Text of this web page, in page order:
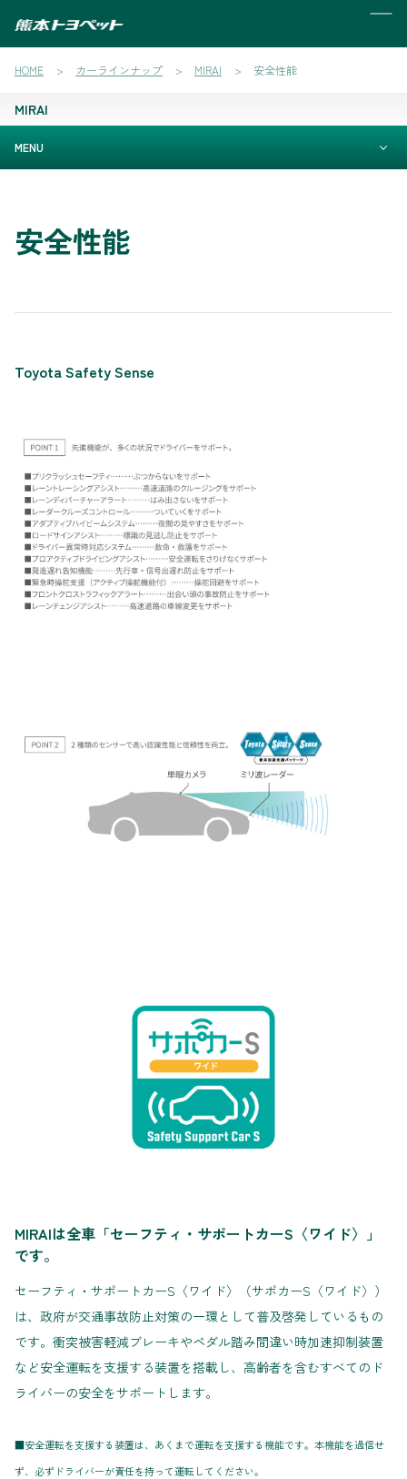
HOME カーラインナップ MIRAI 安全性能
MIRAI
MENU
安全性能
Toyota Safety Sense
MIRAIは全車「セーフティ・サポートカーS〈ワイド〉」
です。
セーフティ・サポートカーS〈ワイド〉（サポカーS〈ワイド〉）
は、政府が交通事故防止対策の一環として普及啓発しているもの
です。衝突被害軽減ブレーキやペダル踏み間違い時加速抑制装置
など安全運転を支援する装置を搭載し、高齢者を含むすべてのド
ライバーの安全をサポートします。
■安全運転を支援する装置は、あくまで運転を支援する機能です。本機能を過信せ
ず、必ずドライバーが責任を持って運転してください。